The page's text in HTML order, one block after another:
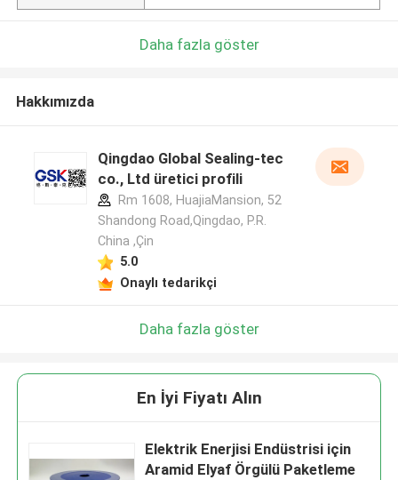
Daha fazla göster
Hakkımızda
Qingdao Global Sealing-tec
co., Ltd üretici profili
Rm 1608, HuajiaMansion, 52
Shandong Road,Qingdao, P.R.
China ,Çin
5.0
Onaylı tedarikçi
Daha fazla göster
En İyi Fiyatı Alın
Elektrik Enerjisi Endüstrisi için
Aramid Elyaf Örgülü Paketleme